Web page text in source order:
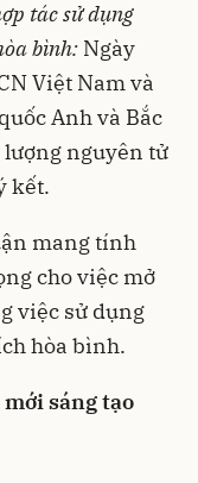
tác sử dụng
bình: Ngày
Việt Nam và
Anh và Bắc
lượng nguyên tử
kết.
mang tính
cho việc mở
việc sử dụng
hòa bình.
sáng tạo